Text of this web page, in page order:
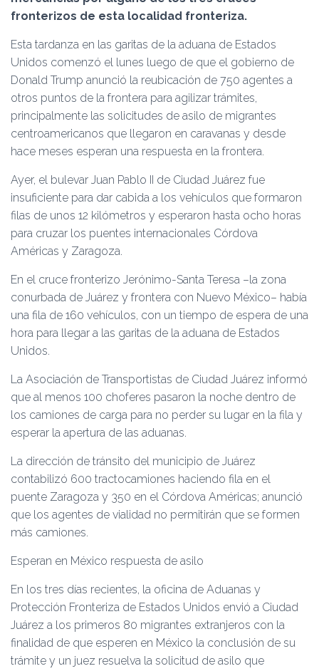
fronterizos de esta localidad fronteriza.
Esta tardanza en las garitas de la aduana de Estados
Unidos comenzó el lunes luego de que el gobierno de
Donald Trump anunció la reubicación de 750 agentes a
otros puntos de la frontera para agilizar trámites,
principalmente las solicitudes de asilo de migrantes
centroamericanos que llegaron en caravanas y desde
hace meses esperan una respuesta en la frontera.
Ayer, el bulevar Juan Pablo II de Ciudad Juárez fue
insuficiente para dar cabida a los vehículos que formaron
filas de unos 12 kilómetros y esperaron hasta ocho horas
para cruzar los puentes internacionales Córdova
Américas y Zaragoza.
En el cruce fronterizo Jerónimo-Santa Teresa –la zona
conurbada de Juárez y frontera con Nuevo México– había
una fila de 160 vehículos, con un tiempo de espera de una
hora para llegar a las garitas de la aduana de Estados
Unidos.
La Asociación de Transportistas de Ciudad Juárez informó
que al menos 100 choferes pasaron la noche dentro de
los camiones de carga para no perder su lugar en la fila y
esperar la apertura de las aduanas.
La dirección de tránsito del municipio de Juárez
contabilizó 600 tractocamiones haciendo fila en el
puente Zaragoza y 350 en el Córdova Américas; anunció
que los agentes de vialidad no permitirán que se formen
más camiones.
Esperan en México respuesta de asilo
En los tres días recientes, la oficina de Aduanas y
Protección Fronteriza de Estados Unidos envió a Ciudad
Juárez a los primeros 80 migrantes extranjeros con la
finalidad de que esperen en México la conclusión de su
trámite y un juez resuelva la solicitud de asilo que